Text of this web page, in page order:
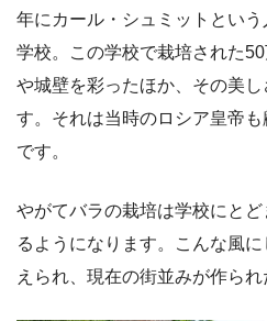
年にカール・シュミットとい
学校。この学校で栽培された
や城壁を彩ったほか、その美
す。それは当時のロシア皇帝
です。
やがてバラの栽培は学校にと
るようになります。こんな風
えられ、現在の街並みが作られ